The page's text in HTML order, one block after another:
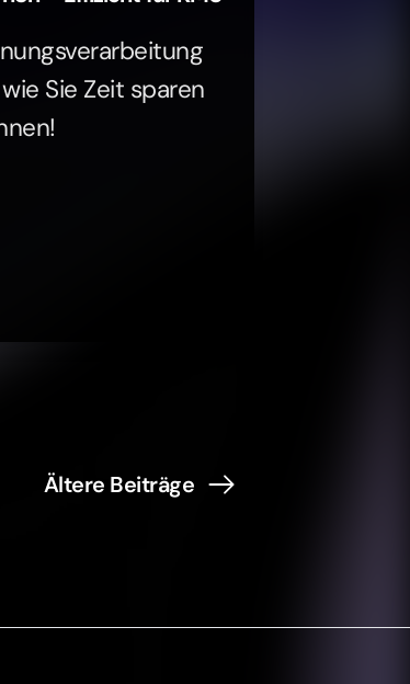
Sie Zeit sparen
Ältere Beiträge